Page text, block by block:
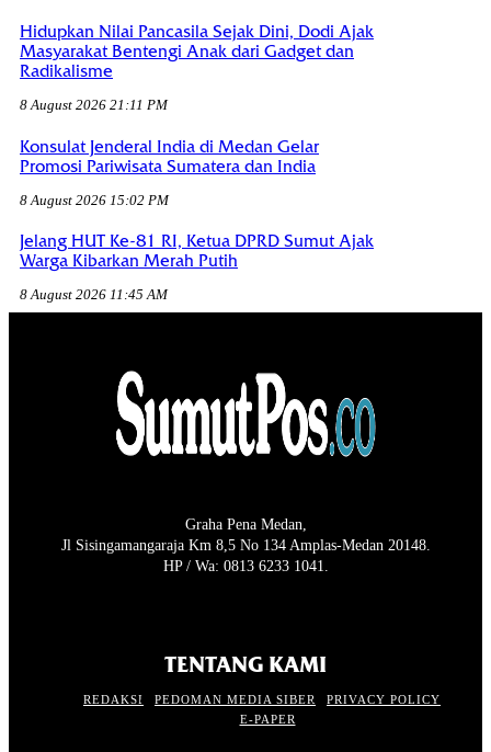
Hidupkan Nilai Pancasila Sejak Dini, Dodi Ajak
Masyarakat Bentengi Anak dari Gadget dan
Radikalisme
8 August 2026 21:11 PM
Konsulat Jenderal India di Medan Gelar
Promosi Pariwisata Sumatera dan India
8 August 2026 15:02 PM
Jelang HUT Ke-81 RI, Ketua DPRD Sumut Ajak
Warga Kibarkan Merah Putih
8 August 2026 11:45 AM
Graha Pena Medan,
Jl Sisingamangaraja Km 8,5 No 134 Amplas-Medan 20148.
HP / Wa: 0813 6233 1041.
TENTANG KAMI
REDAKSI PEDOMAN MEDIA SIBER
PRIVACY POLICY
E-PAPER